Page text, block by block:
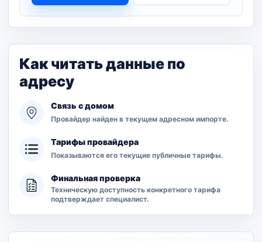
Как читать данные по
адресу
Связь с домом
Провайдер найден в текущем адресном импорте.
Тарифы провайдера
Показываются его текущие публичные тарифы.
Финальная проверка
Техническую доступность конкретного тарифа
подтверждает специалист.